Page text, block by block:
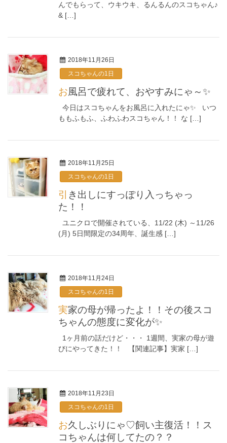
んでもらって、ウキウキ、るんるんのスコちゃん♪
& […]
2018年11月26日
スコちゃんの1日
お風呂で疲れて、おやすみにゃ～✨
今日はスコちゃんをお風呂に入れたにゃ✨ いつ
ももふもふ、ふわふわスコちゃん！！ な […]
2018年11月25日
スコちゃんの1日
引き出しにすっぽり入っちゃっ
た！！
ユニクロで開催されている、11/22 (木) ～11/26
(月) 5日間限定の34周年、誕生感 […]
2018年11月24日
スコちゃんの1日
実家の母が帰ったよ！！その後スコ
ちゃんの態度に変化が✨
1ヶ月前の話だけど・・・ 1週間、実家の母が遊
びにやってきた！！ 【関連記事】実家 […]
2018年11月23日
スコちゃんの1日
お久しぶりにゃ♡飼い主復活！！ス
コちゃんは何してたの？？